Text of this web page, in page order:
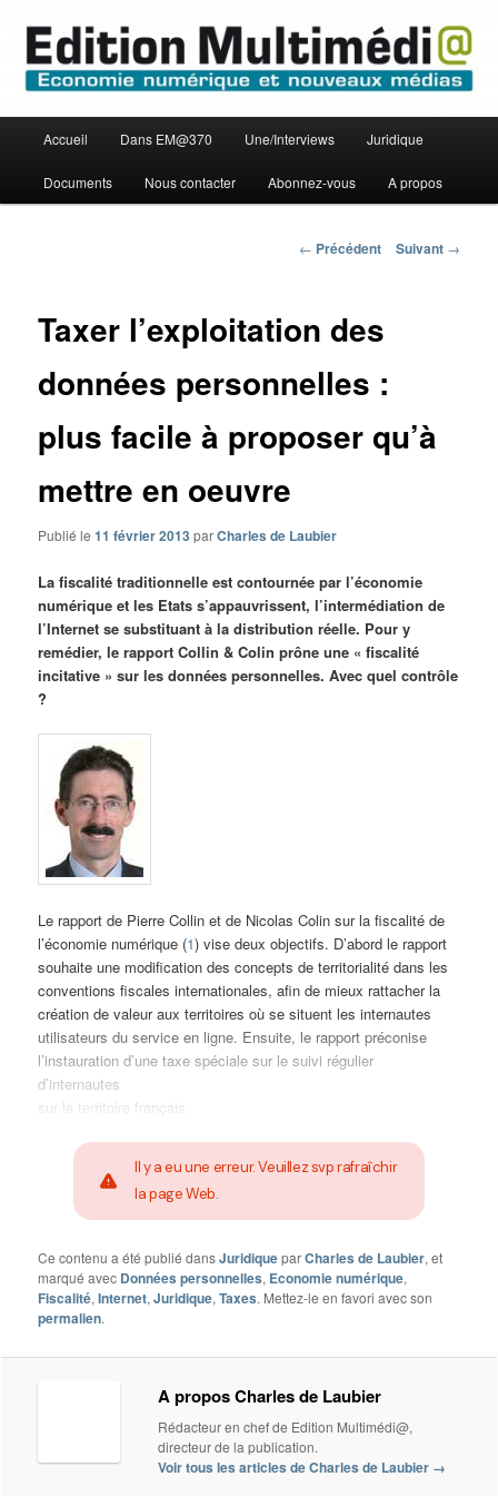
contenu
principalEdition Multimédi@
principal
Accueil Dans EM@370 Une/Interviews Juridique
Documents Nous contacter Abonnez-vous A propos
Navigation
← Précédent Suivant →
Taxer l’exploitation des
données personnelles :
plus facile à proposer qu’à
mettre en oeuvre
Publié le11 février 2013 parCharles de Laubier
La fiscalité traditionnelle est contournée par l’économie
numérique et les Etats s’appauvrissent, l’intermédiation de
l’Internet se substituant à la distribution réelle. Pour y
remédier, le rapport Collin & Colin prône une « fiscalité
incitative » sur les données personnelles. Avec quel contrôle
?
Le rapport de Pierre Collin et de Nicolas Colin sur la fiscalité de
l’économie numérique (1) vise deux objectifs. D’abord le rapport
souhaite une modification des concepts de territorialité dans les
conventions fiscales internationales, afin de mieux rattacher la
création de valeur aux territoires où se situent les internautes
utilisateurs du service en ligne. Ensuite, le rapport préconise
l’instauration d’une taxe spéciale sur le suivi régulier
d’internautes
sur le territoire français.
Il y a eu une erreur. Veuillez svp rafraîchir
la page Web.
Ce contenu a été publié dansJuridiqueparCharles de Laubier, et
marqué avec Données personnelles, Economie numérique,
Fiscalité,Internet,Juridique,Taxes. Mettez-le en favori avec son
permalien.
A propos Charles de Laubier
Rédacteur en chef de Edition Multimédi@,
directeur de la publication.
Voir tous les articles de Charles de Laubier →